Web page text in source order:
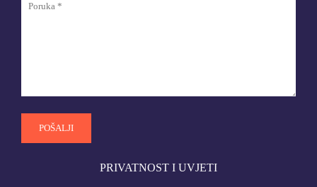
PRIVATNOST I UVJETI